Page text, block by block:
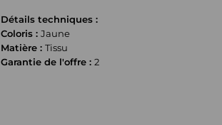
Détails techniques :
Coloris :Jaune
Matière :Tissu
Garantie de l'offre :2